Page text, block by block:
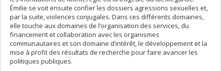
Émilie se voit ensuite confier les dossiers agressions sexuelles et,
par la suite, violences conjugales. Dans ces différents domaines,
elle touche aux domaines de l’organisation des services, du
financement et collaboration avec les organismes
communautaires et son domaine d’intérêt, le développement et la
mise à profit des résultats de recherche pour faire avancer les
politiques publiques.